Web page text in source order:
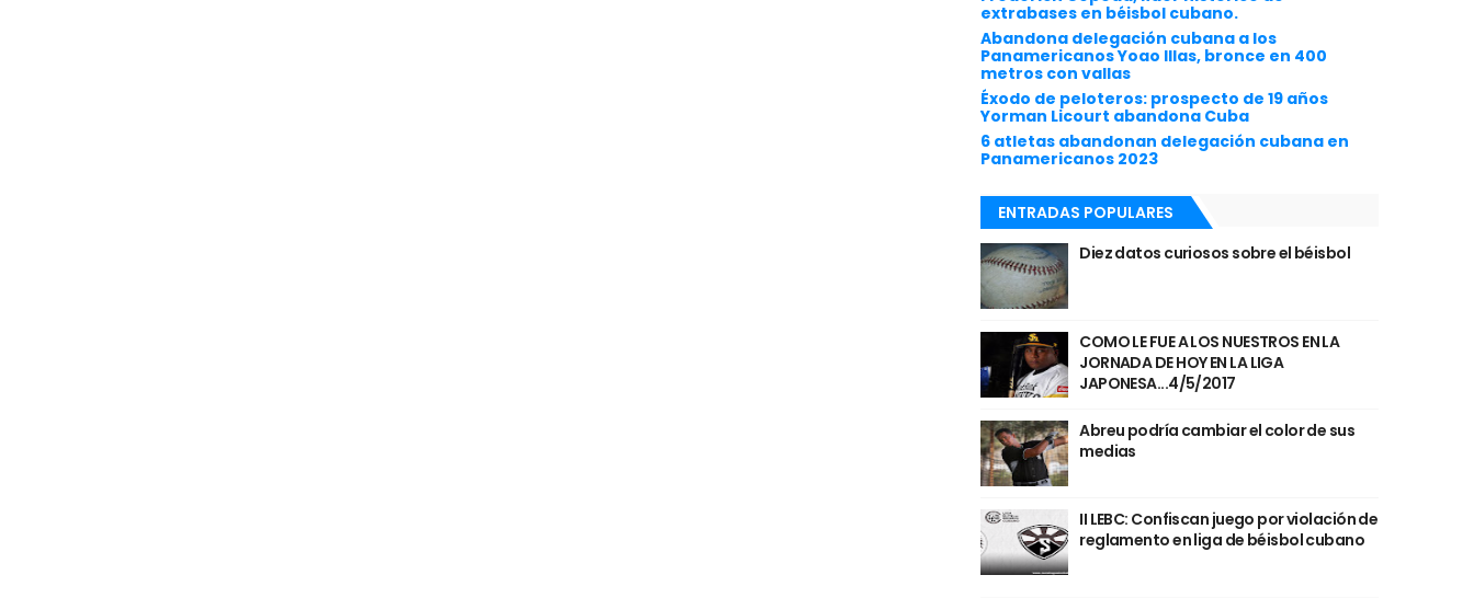
extrabases en béisbol cubano.
Abandona delegación cubana a los
Panamericanos Yoao Illas, bronce en 400
metros con vallas
Éxodo de peloteros: prospecto de 19 años
Yorman Licourt abandona Cuba
6 atletas abandonan delegación cubana en
Panamericanos 2023
ENTRADAS POPULARES
Diez datos curiosos sobre el béisbol
COMO LE FUE A LOS NUESTROS EN LA
JORNADA DE HOY EN LA LIGA
JAPONESA...4/5/2017
Abreu podría cambiar el color de sus
medias
II LEBC: Confiscan juego por violación de
reglamento en liga de béisbol cubano